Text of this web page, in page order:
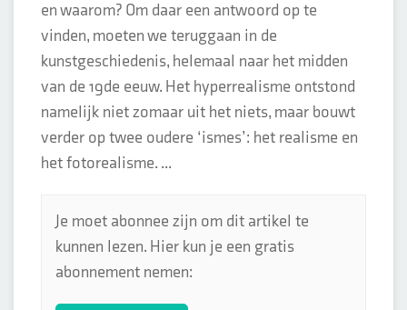
en waarom? Om daar een antwoord op te
vinden, moeten we teruggaan in de
kunstgeschiedenis, helemaal naar het midden
van de 19de eeuw. Het hyperrealisme ontstond
namelijk niet zomaar uit het niets, maar bouwt
verder op twee oudere ‘ismes’: het realisme en
het fotorealisme. ...
Je moet abonnee zijn om dit artikel te
kunnen lezen. Hier kun je een gratis
abonnement nemen: